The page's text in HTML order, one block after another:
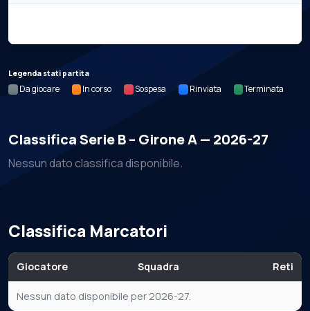
Legenda stati partita
Da giocare In corso Sospesa Rinviata Terminata
Classifica Serie B – Girone A — 2026-27
Nessun dato classifica disponibile.
Classifica Marcatori
Giocatore Squadra Reti
Nessun dato disponibile per 2026-27.